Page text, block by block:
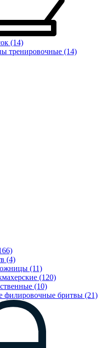
(14)
тренировочные (14)
(4)
(11)
(120)
(10)
филировочные бритвы (21)